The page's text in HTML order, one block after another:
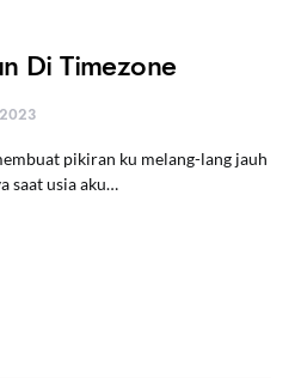
Di Timezone
pikiran ku melang-lang jauh
saat usia aku…